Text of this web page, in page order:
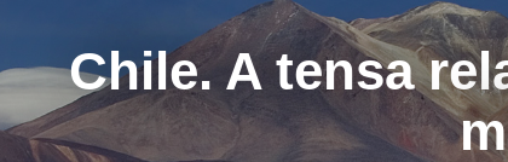
Chile. A tensa